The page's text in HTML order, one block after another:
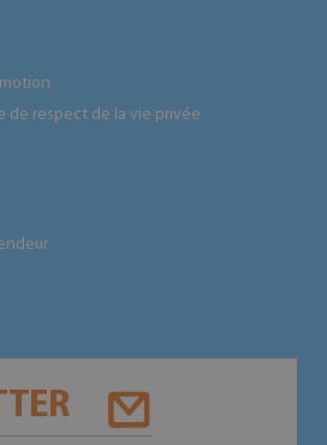
de respect de la vie privée